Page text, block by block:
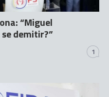
“Miguel
demitir?”
1